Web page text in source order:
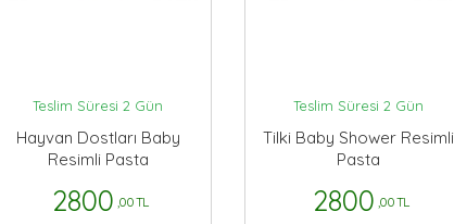
Teslim Süresi 2 Gün
Hayvan Dostları Baby
Resimli Pasta
2800 ,00 TL
Teslim Süresi 2 Gün
Tilki Baby Shower Resimli
Pasta
2800 ,00 TL